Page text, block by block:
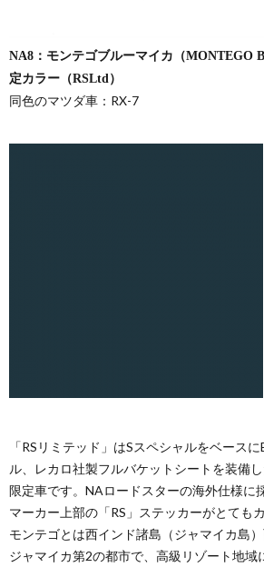
NA8：モンテゴブルーマイカ（MONTEGO
定カラー（RSLtd）
同色のマツダ車：RX-7
「RSリミテッド」はSスペシャルをベース
ル、レカロ社製フルバケットシートを装備
限定車です。NAロードスターの海外仕様に
マーカー上部の「RS」ステッカーがとても
モンテゴとは西インド諸島（ジャマイカ島
ジャマイカ第2の都市で、高級リゾート地域